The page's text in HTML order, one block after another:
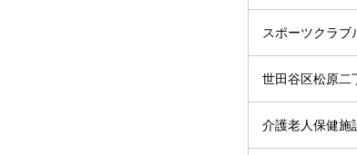
スポーツクラブ
世田谷区松原二
介護老人保健施